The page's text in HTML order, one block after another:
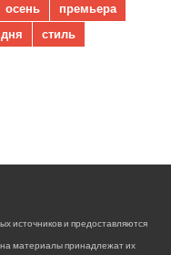
осень
премьера
стиль
источников и предоставляются
материалы принадлежат их